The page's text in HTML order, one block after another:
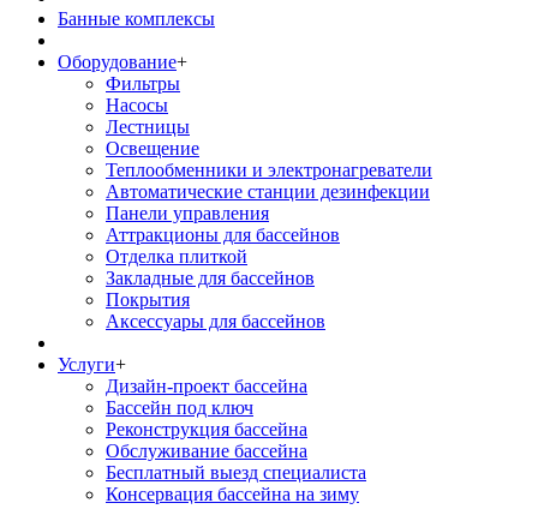
Банные комплексы
Оборудование+
Фильтры
Насосы
Лестницы
Освещение
Теплообменники и электронагреватели
Автоматические станции дезинфекции
Панели управления
Аттракционы для бассейнов
Отделка плиткой
Закладные для бассейнов
Покрытия
Аксессуары для бассейнов
Услуги+
Дизайн-проект бассейна
Бассейн под ключ
Реконструкция бассейна
Обслуживание бассейна
Бесплатный выезд специалиста
Консервация бассейна на зиму